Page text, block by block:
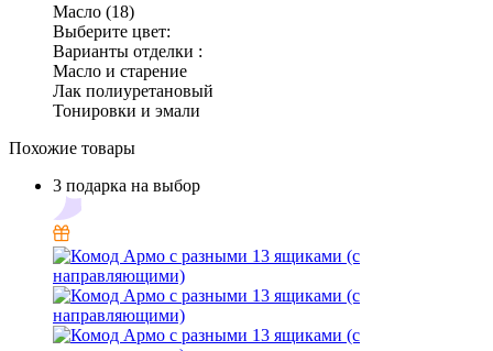
Масло (18)
Выберите цвет:
Варианты отделки :
Масло и старение
Лак полиуретановый
Тонировки и эмали
Похожие товары
3 подарка на выбор